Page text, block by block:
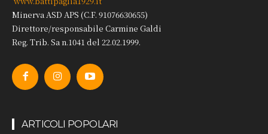
Minerva ASD APS (C.F. 91076630655)
Direttore/responsabile Carmine Galdi
Reg. Trib. Sa n.1041 del 22.02.1999.
ARTICOLI POPOLARI